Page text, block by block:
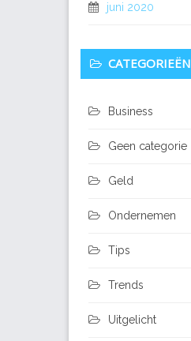
juni 2020
CATEGORIEËN
Business
Geen categorie
Geld
Ondernemen
Tips
Trends
Uitgelicht